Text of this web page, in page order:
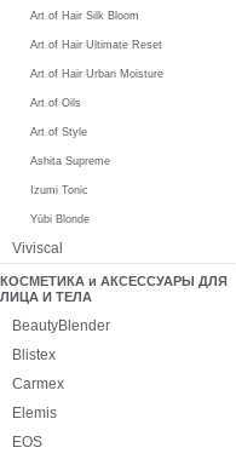
Art of Hair Silk Bloom
Art of Hair Ultimate Reset
Art of Hair Urban Moisture
Art of Oils
Art of Style
Ashita Supreme
Izumi Tonic
Yūbi Blonde
Viviscal
КОСМЕТИКА и АКСЕССУАРЫ ДЛЯ
ЛИЦА И ТЕЛА
BeautyBlender
Blistex
Carmex
Elemis
EOS